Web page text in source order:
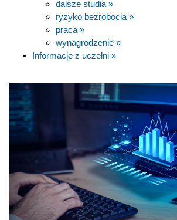
dalsze studia »
ryzyko bezrobocia »
praca »
wynagrodzenie »
Informacje z uczelni »